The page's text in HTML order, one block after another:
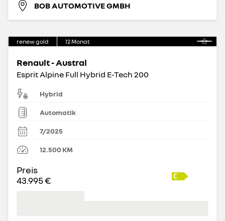
BOB AUTOMOTIVE GMBH
renew gold 12Monat
Renault - Austral
Esprit Alpine Full Hybrid E-Tech 200
Hybrid
Automatik
7/2025
12.500KM
Preis
43.995 €